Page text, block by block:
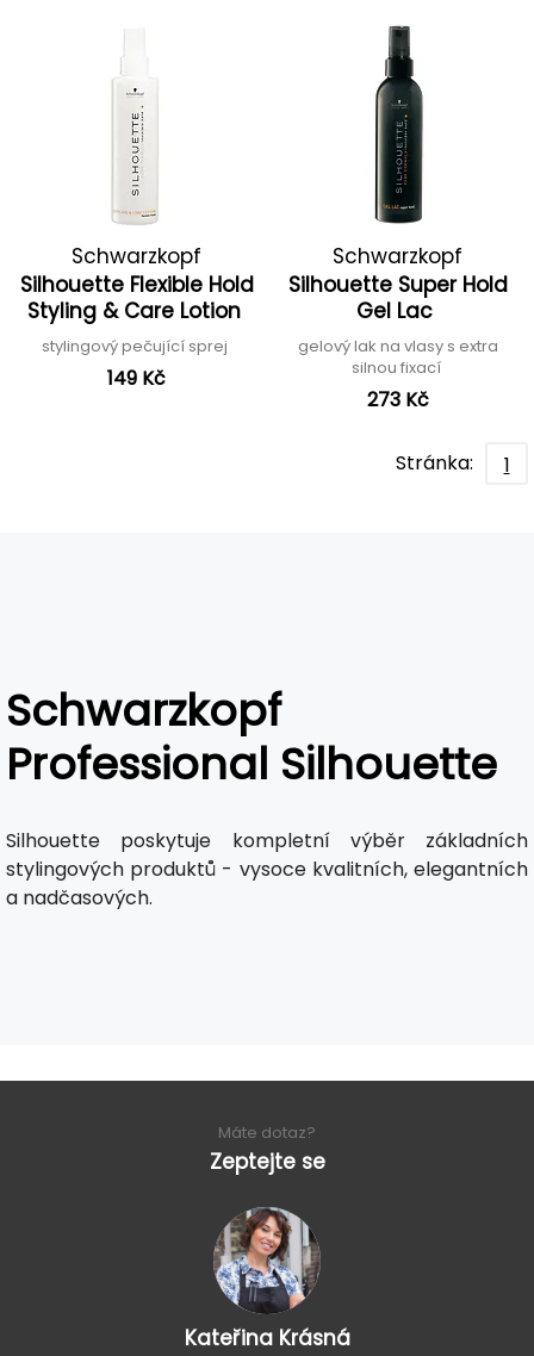
Schwarzkopf
Professional
Silhouette Flexible Hold
Styling & Care Lotion
stylingový pečující sprej
149 Kč
Schwarzkopf
Professional
Silhouette Super Hold
Gel Lac
gelový lak na vlasy s extra
silnou fixací
273 Kč
Stránka: 1
Schwarzkopf
Professional Silhouette
Silhouette poskytuje kompletní výběr základních
stylingových produktů - vysoce kvalitních, elegantních
a nadčasových.
Máte dotaz?
Zeptejte se
Kateřina Krásná